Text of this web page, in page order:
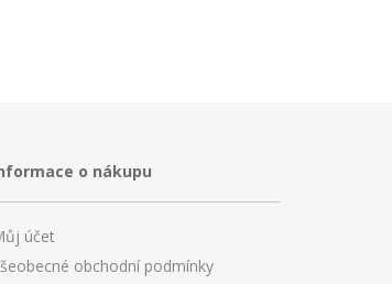
o nákupu
účet
obchodní podmínky